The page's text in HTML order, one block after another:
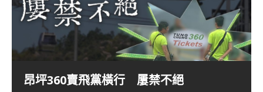
昂坪360賣飛黨橫行 屢禁不絕